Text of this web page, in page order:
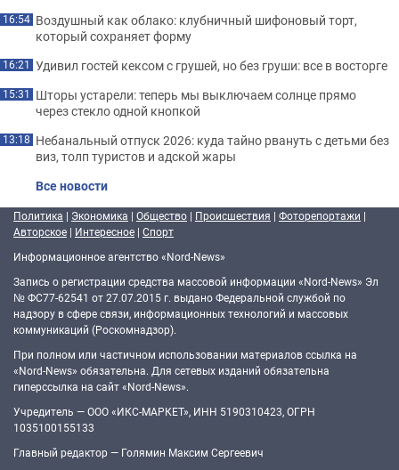
16:54 Воздушный как облако: клубничный шифоновый торт,
который сохраняет форму
16:21 Удивил гостей кексом с грушей, но без груши: все в восторге
15:31 Шторы устарели: теперь мы выключаем солнце прямо
через стекло одной кнопкой
13:18 Небанальный отпуск 2026: куда тайно рвануть с детьми без
виз, толп туристов и адской жары
Все новости
Политика | Экономика | Общество | Происшествия | Фоторепортажи |
Авторское | Интересное | Спорт
Информационное агентство «Nord-News»
Запись о регистрации средства массовой информации «Nord-News» Эл
№ ФС77-62541 от 27.07.2015 г. выдано Федеральной службой по
надзору в сфере связи, информационных технологий и массовых
коммуникаций (Роскомнадзор).
При полном или частичном использовании материалов ссылка на
«Nord-News» обязательна. Для сетевых изданий обязательна
гиперссылка на сайт «Nord-News».
Учредитель — ООО «ИКС-МАРКЕТ», ИНН 5190310423, ОГРН
1035100155133
Главный редактор — Голямин Максим Сергеевич